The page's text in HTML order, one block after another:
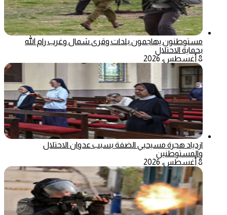
مستوطنون يهاجمون بلدات وقرى شمال وغرب رام الله
بحماية الاحتلال
8 أغسطس، 2026
ازدياد هجرة مسيحيي الضفة بسبب عدوان الاحتلال
والمستوطنين
8 أغسطس، 2026